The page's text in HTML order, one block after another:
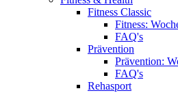
Fitness Classic
Fitness:
FAQ's
Prävention
Prävention:
FAQ's
Rehasport